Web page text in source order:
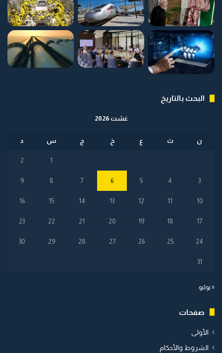
البحث بالتاريخ
غشت 2026
ن ث ع خ ج س د
1
2
3
4
5
6
7
8
9
10
11
12
13
14
15
16
17
18
19
20
21
22
23
24
25
26
27
28
29
30
31
« يوليو
صفحات
الأولى
الشروط والأحكام